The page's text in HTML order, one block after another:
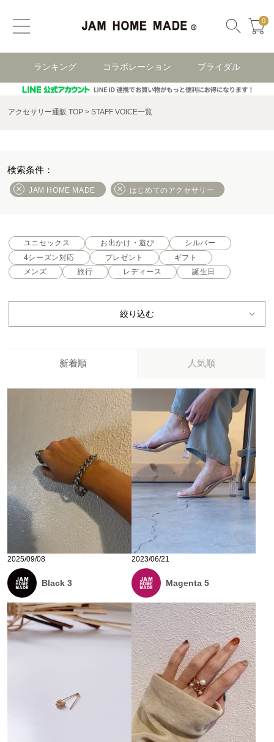
0
ランキング コラボレーション ブライダル
アクセサリー通販 TOP STAFF VOICE一覧
JAM HOME MADE はじめてのアクセサリー
ユニセックス お出かけ・遊び
シルバー
4シーズン対応
プレゼント
ギフト
メンズ
旅行 レディース 誕生日
絞り込む
新着順 人気順
2025/09/08
Black 3
2023/06/21
Magenta 5